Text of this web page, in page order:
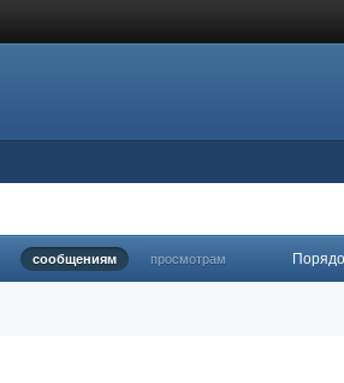
сообщениям просмотрам